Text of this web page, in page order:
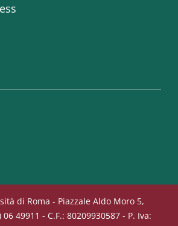
di Roma - Piazzale Aldo Moro 5,
49911 - C.F.: 80209930587 - P. Iva: